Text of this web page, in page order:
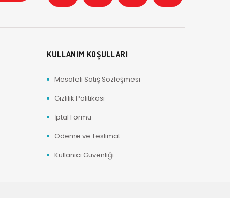
KULLANIM KOŞULLARI
Mesafeli Satış Sözleşmesi
Gizlilik Politikası
İptal Formu
Ödeme ve Teslimat
Kullanıcı Güvenliği